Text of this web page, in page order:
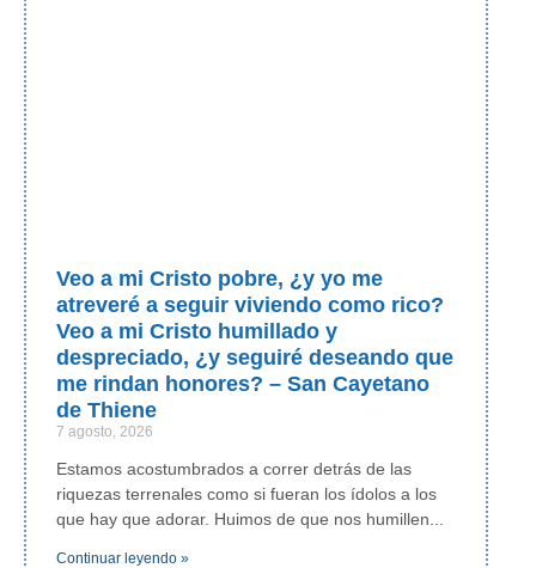
Veo a mi Cristo pobre, ¿y yo me
atreveré a seguir viviendo como rico?
Veo a mi Cristo humillado y
despreciado, ¿y seguiré deseando que
me rindan honores? – San Cayetano
de Thiene
7 agosto, 2026
Estamos acostumbrados a correr detrás de las
riquezas terrenales como si fueran los ídolos a los
que hay que adorar. Huimos de que nos humillen
Continuar leyendo »